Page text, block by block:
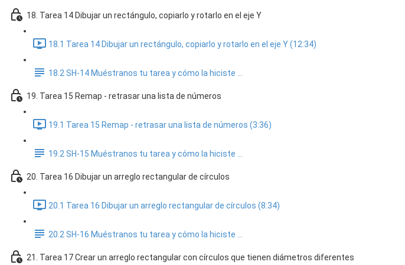
18. Tarea 14 Dibujar un rectángulo, copiarlo y rotarlo en el eje Y
18.1 Tarea 14 Dibujar un rectángulo, copiarlo y rotarlo en el eje Y (12:34)
18.2 SH-14 Muéstranos tu tarea y cómo la hiciste ...
19. Tarea 15 Remap - retrasar una lista de números
19.1 Tarea 15 Remap - retrasar una lista de números (3:36)
19.2 SH-15 Muéstranos tu tarea y cómo la hiciste ...
20. Tarea 16 Dibujar un arreglo rectangular de círculos
20.1 Tarea 16 Dibujar un arreglo rectangular de círculos (8:34)
20.2 SH-16 Muéstranos tu tarea y cómo la hiciste ...
21. Tarea 17 Crear un arreglo rectangular con círculos que tienen diámetros diferentes